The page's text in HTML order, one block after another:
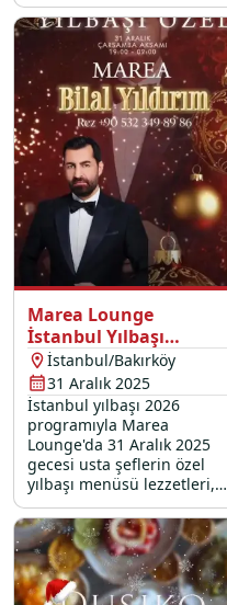
özel yılbaşı konserleri ve
yılbaşı etkinlikleri ile yeni
yıla merhaba deyin. Seçkin
yılbaşı mekanları arasında
fark yaratan otelimizde
yerinizi ayırtın!
Marea Lounge
İstanbul Yılbaşı
Programı 2026
İstanbul/Bakırköy
31 Aralık 2025
İstanbul yılbaşı 2026
programıyla Marea
Lounge'da 31 Aralık 2025
gecesi usta şeflerin özel
yılbaşı menüsü lezzetleri,
Bilal Yıldırım canlı
performans, oryantal show
ve DJ performans sizleri
bekliyor.